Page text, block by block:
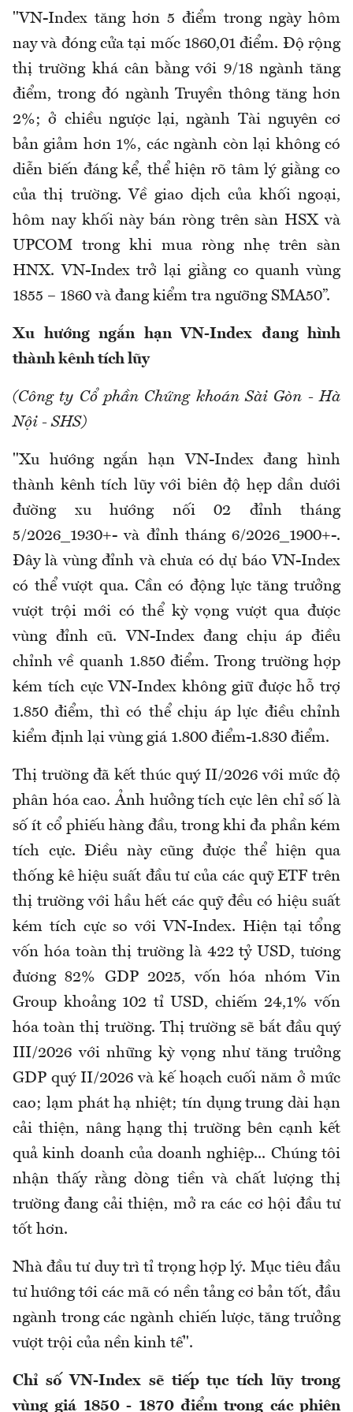
"VN-Index tăng hơn 5 điểm trong ngày hôm
nay và đóng cửa tại mốc 1860,01 điểm. Độ rộng
thị trường khá cân bằng với 9/18 ngành tăng
điểm, trong đó ngành Truyền thông tăng hơn
2%; ở chiều ngược lại, ngành Tài nguyên cơ
bản giảm hơn 1%, các ngành còn lại không có
diễn biến đáng kể, thể hiện rõ tâm lý giằng co
của thị trường. Về giao dịch của khối ngoại,
hôm nay khối này bán ròng trên sàn HSX và
UPCOM trong khi mua ròng nhẹ trên sàn
HNX. VN-Index trở lại giằng co quanh vùng
1855 – 1860 và đang kiểm tra ngưỡng SMA50”.
Xu hướng ngắn hạn VN-Index đang hình
thành kênh tích lũy
(Công ty Cổ phần Chứng khoán Sài Gòn - Hà
Nội - SHS)
"Xu hướng ngắn hạn VN-Index đang hình
thành kênh tích lũy với biên độ hẹp dần dưới
đường xu hướng nối 02 đỉnh tháng
5/2026_1930+- và đỉnh tháng 6/2026_1900+-.
Đây là vùng đỉnh và chưa có dự báo VN-Index
có thể vượt qua. Cần có động lực tăng trưởng
vượt trội mới có thể kỳ vọng vượt qua được
vùng đỉnh cũ. VN-Index đang chịu áp điều
chỉnh về quanh 1.850 điểm. Trong trường hợp
kém tích cực VN-Index không giữ được hỗ trợ
1.850 điểm, thì có thể chịu áp lực điều chỉnh
kiểm định lại vùng giá 1.800 điểm-1.830 điểm.
Thị trường đã kết thúc quý II/2026 với mức độ
phân hóa cao. Ảnh hưởng tích cực lên chỉ số là
số ít cổ phiếu hàng đầu, trong khi đa phần kém
tích cực. Điều này cũng được thể hiện qua
thống kê hiệu suất đầu tư của các quỹ ETF trên
thị trường với hầu hết các quỹ đều có hiệu suất
kém tích cực so với VN-Index. Hiện tại tổng
vốn hóa toàn thị trường là 422 tỷ USD, tương
đương 82% GDP 2025, vốn hóa nhóm Vin
Group khoảng 102 tỉ USD, chiếm 24,1% vốn
hóa toàn thị trường. Thị trường sẽ bắt đầu quý
III/2026 với những kỳ vọng như tăng trưởng
GDP quý II/2026 và kế hoạch cuối năm ở mức
cao; lạm phát hạ nhiệt; tín dụng trung dài hạn
cải thiện, nâng hạng thị trường bên cạnh kết
quả kinh doanh của doanh nghiệp... Chúng tôi
nhận thấy rằng dòng tiền và chất lượng thị
trường đang cải thiện, mở ra các cơ hội đầu tư
tốt hơn.
Nhà đầu tư duy trì tỉ trọng hợp lý. Mục tiêu đầu
tư hướng tới các mã có nền tảng cơ bản tốt, đầu
ngành trong các ngành chiến lược, tăng trưởng
vượt trội của nền kinh tế".
Chỉ số VN-Index sẽ tiếp tục tích lũy trong
vùng giá 1850 - 1870 điểm trong các phiên